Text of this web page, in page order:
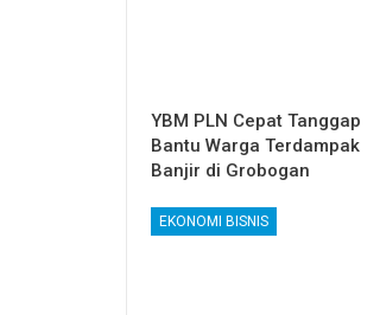
YBM PLN Cepat Tanggap
Bantu Warga Terdampak
Banjir di Grobogan
EKONOMI BISNIS